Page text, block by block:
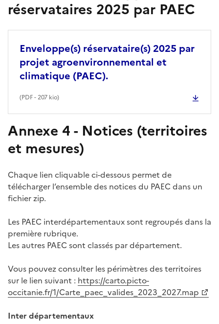
réservataires 2025 par PAEC
Enveloppe(s) réservataire(s) 2025 par
projet agroenvironnemental et
climatique (PAEC).
(PDF- 207 kio)
Annexe 4 - Notices (territoires
et mesures)
Chaque lien cliquable ci-dessous permet de
télécharger l’ensemble des notices du PAEC dans un
fichier zip.
Les PAEC interdépartementaux sont regroupés dans la
première rubrique.
Les autres PAEC sont classés par département.
Vous pouvez consulter les périmètres des territoires
sur le lien suivant : https://carto.picto-
occitanie.fr/1/Carte_paec_valides_2023_2027.map
Inter départementaux